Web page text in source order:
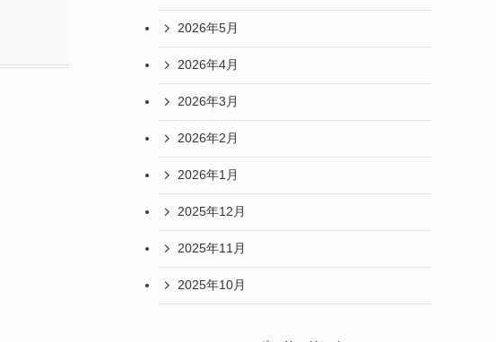
2026年5月
2026年4月
2026年3月
2026年2月
2026年1月
2025年12月
2025年11月
2025年10月